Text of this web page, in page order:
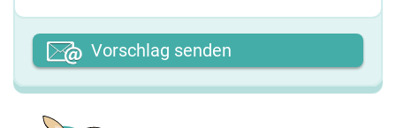
Dein Vor- oder Spitzname
Deine Nachricht
Vorschlag senden